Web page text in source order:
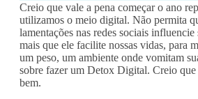
Creio que vale a pena começar o ano
utilizamos o meio digital. Não permita
lamentações nas redes sociais
mais que ele facilite nossas vidas, para
um peso, um ambiente onde vomitam
sobre fazer um Detox Digital. Creio
bem.